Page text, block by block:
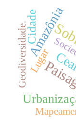
Amazônia
Cidade
Lugar
Geodiversidade.